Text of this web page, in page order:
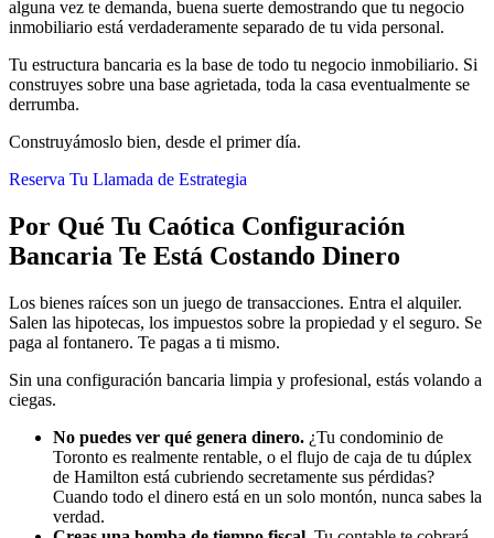
alguna vez te demanda, buena suerte demostrando que tu negocio
inmobiliario está verdaderamente separado de tu vida personal.
Tu estructura bancaria es la base de todo tu negocio inmobiliario. Si
construyes sobre una base agrietada, toda la casa eventualmente se
derrumba.
Construyámoslo bien, desde el primer día.
Reserva Tu Llamada de Estrategia
Por Qué Tu Caótica Configuración
Bancaria Te Está Costando Dinero
Los bienes raíces son un juego de transacciones. Entra el alquiler.
Salen las hipotecas, los impuestos sobre la propiedad y el seguro. Se
paga al fontanero. Te pagas a ti mismo.
Sin una configuración bancaria limpia y profesional, estás volando a
ciegas.
No puedes ver qué genera dinero. ¿Tu condominio de
Toronto es realmente rentable, o el flujo de caja de tu dúplex
de Hamilton está cubriendo secretamente sus pérdidas?
Cuando todo el dinero está en un solo montón, nunca sabes la
verdad.